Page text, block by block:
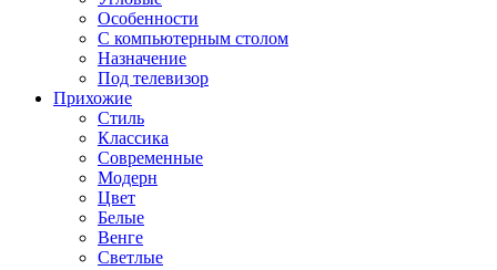
Особенности
С компьютерным столом
Назначение
Под телевизор
Прихожие
Стиль
Классика
Современные
Модерн
Цвет
Белые
Венге
Светлые